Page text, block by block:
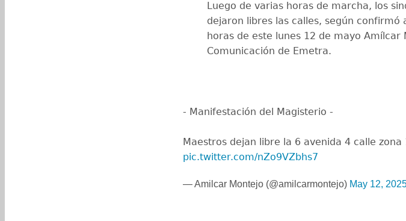
Luego de varias horas de marcha, los
dejaron libres las calles, según confirmó
horas de este lunes 12 de mayo Amílcar
Comunicación de Emetra.
- Manifestación del Magisterio -
Maestros dejan libre la 6 avenida 4 calle zona
pic.twitter.com/nZo9VZbhs7
— Amilcar Montejo (@amilcarmontejo) May 12,